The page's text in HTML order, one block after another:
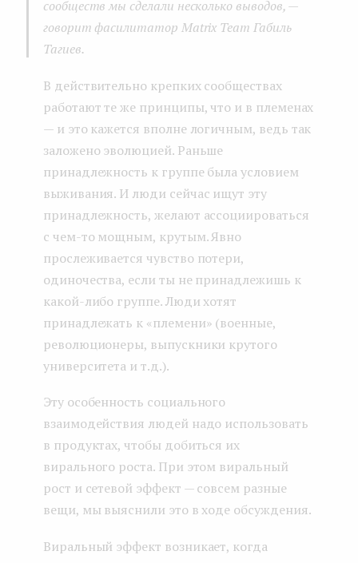
сообществ мы сделали несколько выводов,—
говорит фасилитатор Matrix Team Габиль
Тагиев.
В действительно крепких сообществах
работают те же принципы, что и в племенах
— и это кажется вполне логичным, ведь так
заложено эволюцией. Раньше
принадлежность к группе была условием
выживания. И люди сейчас ищут эту
принадлежность, желают ассоциироваться
с чем-то мощным, крутым. Явно
прослеживается чувство потери,
одиночества, если ты не принадлежишь к
какой-либо группе. Люди хотят
принадлежать к «племени» (военные,
революционеры, выпускники крутого
университета и т.д.).
Эту особенность социального
взаимодействия людей надо использовать
в продуктах, чтобы добиться их
вирального роста. При этом виральный
рост и сетевой эффект — совсем разные
вещи, мы выяснили это в ходе обсуждения.
Виральный эффект возникает, когда